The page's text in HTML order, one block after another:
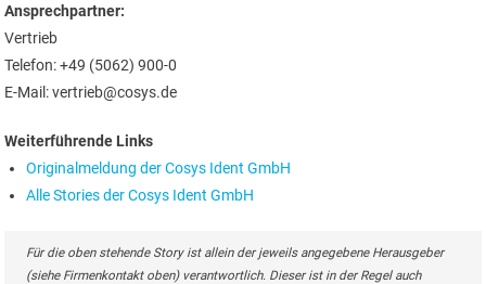
Ansprechpartner:
Vertrieb
Telefon: +49 (5062) 900-0
E-Mail: vertrieb@cosys.de
Weiterführende Links
Originalmeldung der Cosys Ident GmbH
Alle Stories der Cosys Ident GmbH
Für die oben stehende Story ist allein der jeweils angegebene Herausgeber
(siehe Firmenkontakt oben) verantwortlich. Dieser ist in der Regel auch